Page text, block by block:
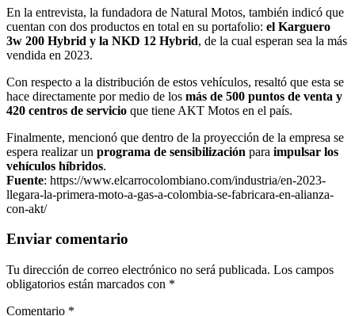
En la entrevista, la fundadora de Natural Motos, también indicó que
cuentan con dos productos en total en su portafolio: el Karguero
3w 200 Hybrid y la NKD 12 Hybrid, de la cual esperan sea la más
vendida en 2023.
Con respecto a la distribución de estos vehículos, resaltó que esta se
hace directamente por medio de los más de 500 puntos de venta y
420 centros de servicio que tiene AKT Motos en el país.
Finalmente, mencionó que dentro de la proyección de la empresa se
espera realizar un programa de sensibilización para impulsar los
vehículos híbridos.
Fuente: https://www.elcarrocolombiano.com/industria/en-2023-
llegara-la-primera-moto-a-gas-a-colombia-se-fabricara-en-alianza-
con-akt/
Enviar comentario
Tu dirección de correo electrónico no será publicada. Los campos
obligatorios están marcados con *
Comentario *